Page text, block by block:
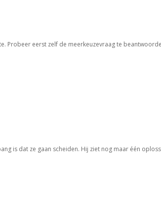
Probeer eerst zelf de meerkeuzevraag te
is dat ze gaan scheiden. Hij ziet nog maar één